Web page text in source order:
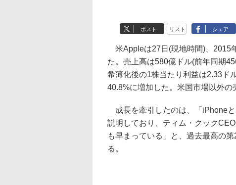
ポスト リスト シェア
米Appleは27日(現地時間)、2015
た。売上高は580億ドル(前年同期
希薄化後の1株当たり利益は2.33ド
40.8%に増加した。米国市場以外の
成長を牽引したのは、「iPhone
説明しており、ティム・クック
も早まっている」と、過去最高の
る。